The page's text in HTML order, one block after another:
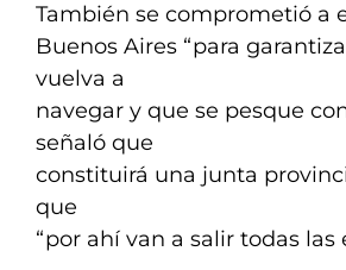
También se comprometió a
Buenos Aires “para
vuelva a
navegar y que se pesque
señaló que
constituirá una junta
que
“por ahí van a salir todas